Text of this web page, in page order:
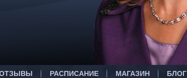
РАСПИСАНИЕ МАГАЗИН БЛОГ